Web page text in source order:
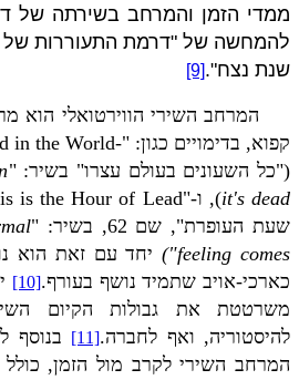
ממדי הזמן והמרחב בשירתה של
להמחשה של "דרמת התעוררות של
שנת נצח".[9]
המרחב השירי הווירטואלי הוא
קפוא, בדימויים כגון: in the World-"
("כל השעונים בעולם עצרו" בשיר: "
it's dead), ו-is the Hour of Lead"
שעת העופרת", שם 62, בשיר: "
feeling comes
")יחד עם זאת הוא
כארכי-אויב שתמיד נושף בעורף.[10]
משרטטת את גבולות הקיום
להיסטוריה, ואף לחברה.[11] בנוסף
המרחב השירי לקרב מול הזמן,